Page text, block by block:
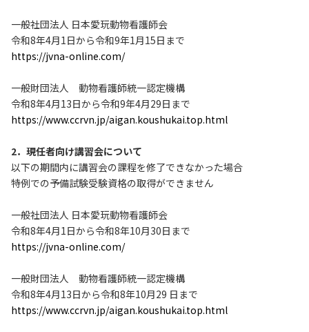
一般社団法人 日本愛玩動物看護師会
令和8年4月1日から令和9年1月15日まで
https://jvna-online.com/
一般財団法人 動物看護師統一認定機構
令和8年4月13日から令和9年4月29日まで
https://www.ccrvn.jp/aigan.koushukai.top.html
2．現任者向け講習会について
以下の期間内に講習会の課程を修了できなかった場合
特例での予備試験受験資格の取得ができません
一般社団法人 日本愛玩動物看護師会
令和8年4月1日から令和8年10月30日まで
https://jvna-online.com/
一般財団法人 動物看護師統一認定機構
令和8年4月13日から令和8年10月29 日まで
https://www.ccrvn.jp/aigan.koushukai.top.html